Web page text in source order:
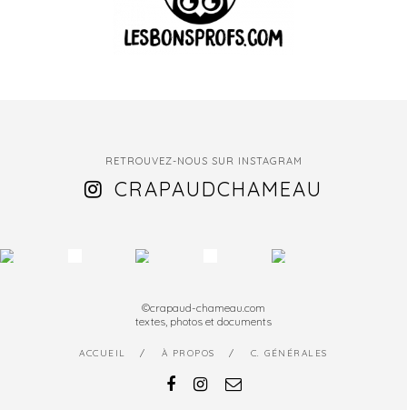
RETROUVEZ-NOUS SUR INSTAGRAM
CRAPAUDCHAMEAU
©crapaud-chameau.com
textes, photos et documents
ACCUEIL À PROPOS C. GÉNÉRALES